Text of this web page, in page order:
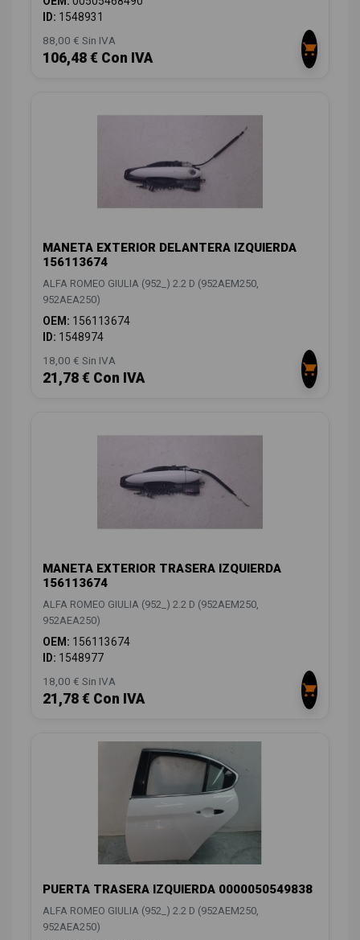
ID: 1548931
88,00 € Sin IVA
106,48 € Con IVA
MANETA EXTERIOR DELANTERA IZQUIERDA
156113674
ALFA ROMEO GIULIA (952_) 2.2 D (952AEM250,
952AEA250)
OEM: 156113674
ID: 1548974
18,00 € Sin IVA
21,78 € Con IVA
MANETA EXTERIOR TRASERA IZQUIERDA
156113674
ALFA ROMEO GIULIA (952_) 2.2 D (952AEM250,
952AEA250)
OEM: 156113674
ID: 1548977
18,00 € Sin IVA
21,78 € Con IVA
PUERTA TRASERA IZQUIERDA 0000050549838
ALFA ROMEO GIULIA (952_) 2.2 D (952AEM250,
952AEA250)